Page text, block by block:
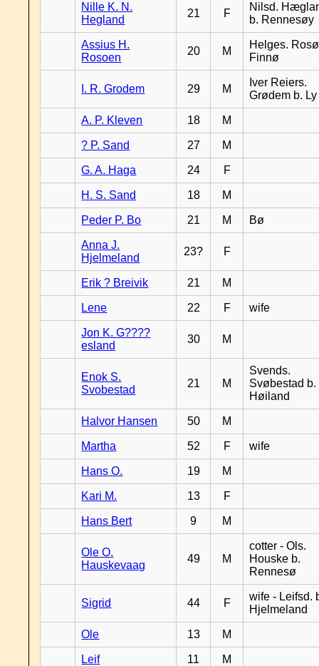
Nille K. N.
Hegland
21 F
Nilsd.
b. Rennesøy
Assius H.
Rosoen
20 M
Helges.
Finnø
I. R. Grodem 29 M
Iver Reiers.
Grødem b. Ly
A. P. Kleven 18 M
? P. Sand 27 M
G. A. Haga 24 F
H. S. Sand 18 M
Peder P. Bo 21 M Bø
Anna J.
Hjelmeland
23? F
Erik ? Breivik 21 M
Lene 22 F wife
Jon K. G????
esland
30 M
Enok S.
Svobestad
21 M
Svends.
Svøbestad b.
Høiland
Halvor Hansen 50 M
Martha 52 F wife
Hans O. 19 M
Kari M. 13 F
Hans Bert 9 M
Ole O.
Hauskevaag
49 M
cotter - Ols.
Houske b.
Rennesø
Sigrid 44 F
wife - Leifsd.
Hjelmeland
Ole 13 M
Leif 11 M